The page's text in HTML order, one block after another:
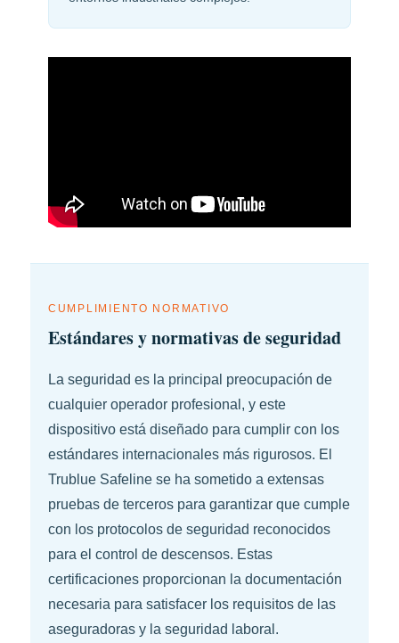
CUMPLIMIENTO NORMATIVO
Estándares y normativas de seguridad
La seguridad es la principal preocupación de
cualquier operador profesional, y este
dispositivo está diseñado para cumplir con los
estándares internacionales más rigurosos. El
Trublue Safeline se ha sometido a extensas
pruebas de terceros para garantizar que cumple
con los protocolos de seguridad reconocidos
para el control de descensos. Estas
certificaciones proporcionan la documentación
necesaria para satisfacer los requisitos de las
aseguradoras y la seguridad laboral.